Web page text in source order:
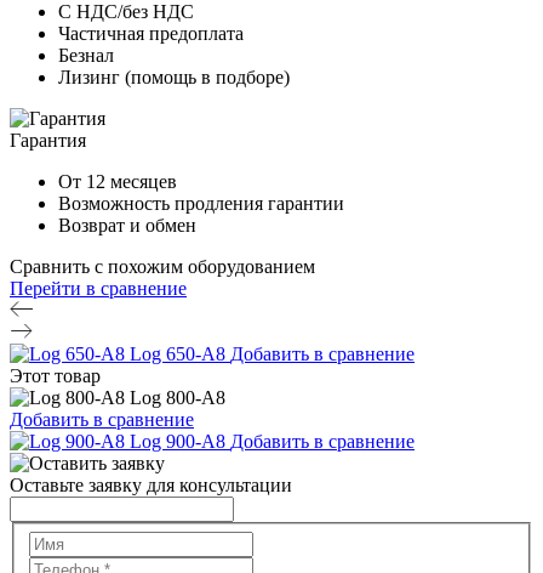
С НДС/без НДС
Частичная предоплата
Безнал
Лизинг (помощь в подборе)
Гарантия
От 12 месяцев
Возможность продления гарантии
Возврат и обмен
Сравнить с похожим оборудованием
Перейти в сравнение
Log 650-A8 Добавить в сравнение
Этот товар
Log 800-A8
Добавить в сравнение
Log 900-A8 Добавить в сравнение
Оставьте заявку для консультации